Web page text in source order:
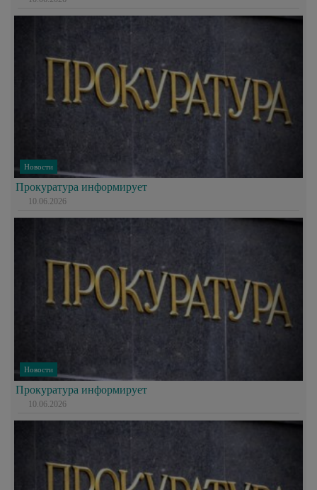
Новости
Прокуратура информирует
10.06.2026
Новости
Прокуратура информирует
10.06.2026